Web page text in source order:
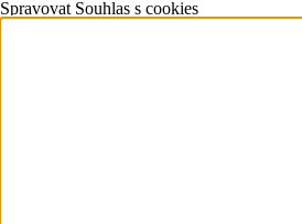
Spravovat Souhlas s cookies